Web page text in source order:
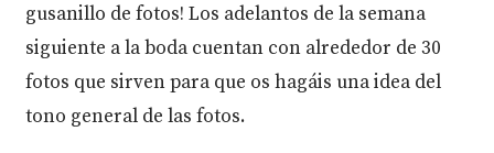
gusanillo de fotos! Los adelantos de la semana
siguiente a la boda cuentan con alrededor de 30
fotos que sirven para que os hagáis una idea del
tono general de las fotos.